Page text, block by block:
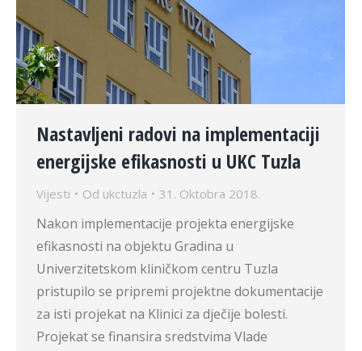
Nastavljeni radovi na implementaciji
energijske efikasnosti u UKC Tuzla
Vijesti Od ukctuzla 31. Oktobra 2018.
Nakon implementacije projekta energijske
efikasnosti na objektu Gradina u
Univerzitetskom kliničkom centru Tuzla
pristupilo se pripremi projektne dokumentacije
za isti projekat na Klinici za dječije bolesti.
Projekat se finansira sredstvima Vlade